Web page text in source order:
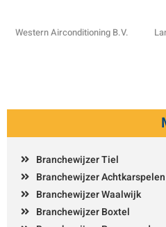
Western Airconditioning B.V.
Branchewijzer Tiel
Branchewijzer Achtkarspelen
Branchewijzer Waalwijk
Branchewijzer Boxtel